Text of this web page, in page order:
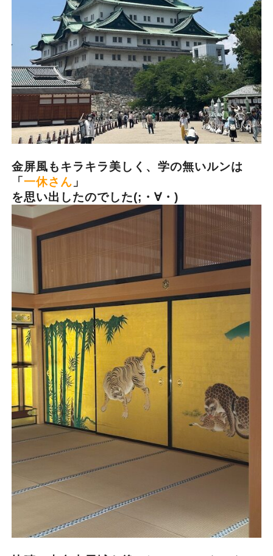
金屏風もキラキラ美しく、学の無いルンは
「 一休さん 」
を思い出したのでした(;・∀・)